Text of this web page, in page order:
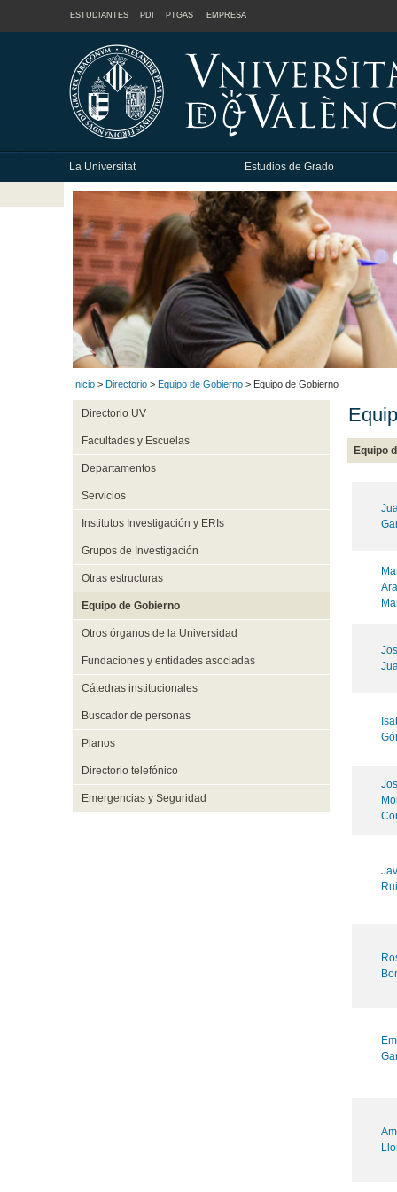
ESTUDIANTES PDI PTGAS EMPRESA
La Universitat Estudios de Grado
Inicio > Directorio > Equipo de Gobierno > Equipo de Gobierno
Directorio UV
Facultades y Escuelas
Departamentos
Servicios
Institutos Investigación y ERIs
Grupos de Investigación
Otras estructuras
Equipo de Gobierno
Otros órganos de la Universidad
Fundaciones y entidades asociadas
Cátedras institucionales
Buscador de personas
Planos
Directorio telefónico
Emergencias y Seguridad
Equipo